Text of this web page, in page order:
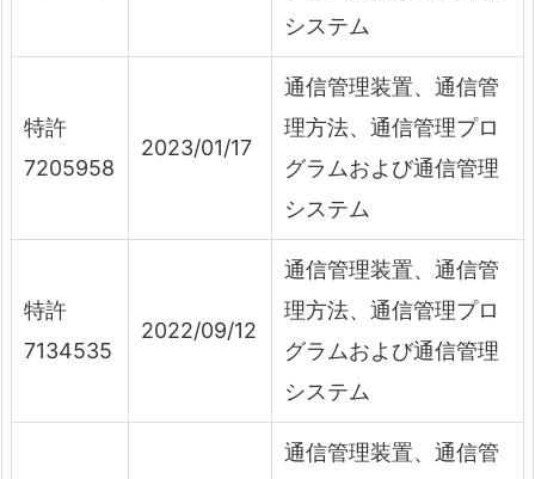
システム
特許
7205958
2023/01/17
通信管理装置、通信管
理方法、通信管理プロ
グラムおよび通信管理
システム
特許
7134535
2022/09/12
通信管理装置、通信管
理方法、通信管理プロ
グラムおよび通信管理
システム
通信管理装置、通信管